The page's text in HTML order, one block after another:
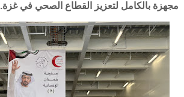
مجهزة بالكامل لتعزيز القطاع الصحي في غزة.